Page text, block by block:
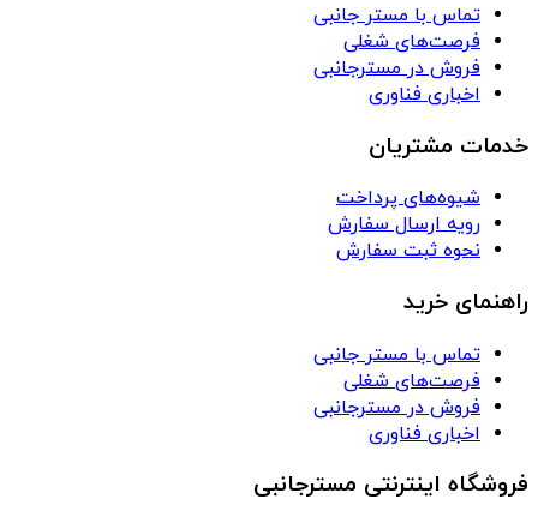
تماس با مستر جانبی
فرصت‌های شغلی
فروش در مسترجانبی
اخباری فناوری
خدمات مشتریان
شیوه‌های پرداخت
رویه ارسال سفارش
نحوه ثبت سفارش
راهنمای خرید
تماس با مستر جانبی
فرصت‌های شغلی
فروش در مسترجانبی
اخباری فناوری
فروشگاه اینترنتی مسترجانبی